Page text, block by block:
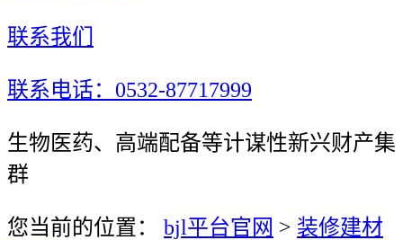
联系我们
联系电话：0532-87717999
生物医药、高端配备等计谋性新兴财产集
群
您当前的位置： bjl平台官网 > 装修建材